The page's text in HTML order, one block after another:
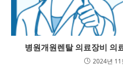
병원개원렌탈 의료장비 의
2024년 11